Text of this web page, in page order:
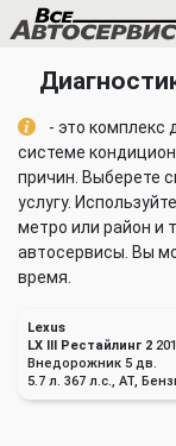
- это комплекс
системе
причин. Выберете
услугу.
метро или район и
автосервисы. Вы
время.
Lexus
LX III Рестайлинг 2
Внедорожник 5 дв.
5.7 л. 367 л.с., AT,